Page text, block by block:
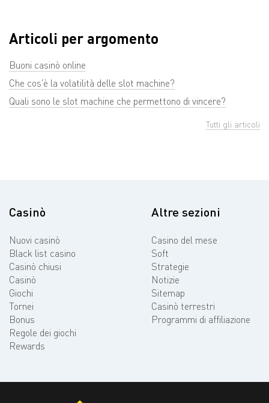
Articoli per argomento
Buoni casinò online
Che cos'è la volatilità delle slot machine?
Quali sono le slot machine che permettono di vincere?
Tutti gli articoli
Casinò
Nuovi casinò
Black list casino
Casinò chiusi
Casinò
Giochi
Tornei
Bonus
Regole dei giochi
Rewards
Altre sezioni
Casino del mese
Soft
Strategie
Notizie
Sitemap
Casinò terrestri
Programmi di affiliazione